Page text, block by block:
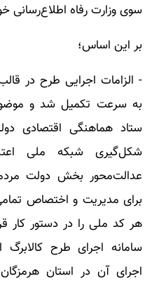
سوی وزارت رفاه اطلاع‌رسانی
بر این اساس؛
- الزامات اجرایی طرح در
به سرعت تکمیل شد و
ستاد هماهنگی اقتصادی
شکل‌گیری شبکه ملی
عدالت‌محور بخش دولت
برای مدیریت و اختصاص
هر کد ملی را در دستور کار
سامانه اجرای طرح
اجرای آن در استان